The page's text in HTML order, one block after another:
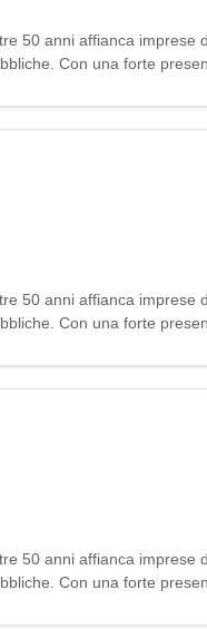
50 anni affianca imprese
Con una forte
50 anni affianca imprese
Con una forte
50 anni affianca imprese
Con una forte